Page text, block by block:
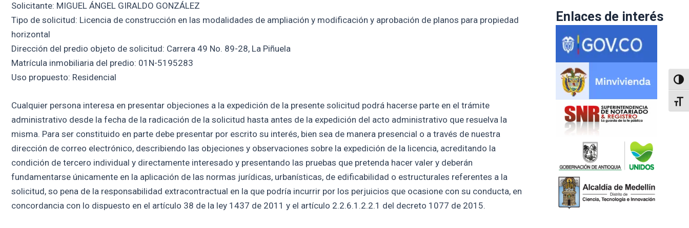
Solicitante: MIGUEL ÁNGEL GIRALDO GONZÁLEZ
Tipo de solicitud: Licencia de construcción en las modalidades de ampliación y modificación y aprobación de planos para propiedad
horizontal
Dirección del predio objeto de solicitud: Carrera 49 No. 89-28, La Piñuela
Matrícula inmobiliaria del predio: 01N-5195283
Uso propuesto: Residencial
Cualquier persona interesa en presentar objeciones a la expedición de la presente solicitud podrá hacerse parte en el trámite
administrativo desde la fecha de la radicación de la solicitud hasta antes de la expedición del acto administrativo que resuelva la
misma. Para ser constituido en parte debe presentar por escrito su interés, bien sea de manera presencial o a través de nuestra
dirección de correo electrónico, describiendo las objeciones y observaciones sobre la expedición de la licencia, acreditando la
condición de tercero individual y directamente interesado y presentando las pruebas que pretenda hacer valer y deberán
fundamentarse únicamente en la aplicación de las normas jurídicas, urbanísticas, de edificabilidad o estructurales referentes a la
solicitud, so pena de la responsabilidad extracontractual en la que podría incurrir por los perjuicios que ocasione con su conducta, en
concordancia con lo dispuesto en el artículo 38 de la ley 1437 de 2011 y el artículo 2.2.6.1.2.2.1 del decreto 1077 de 2015.
Enlaces de interés